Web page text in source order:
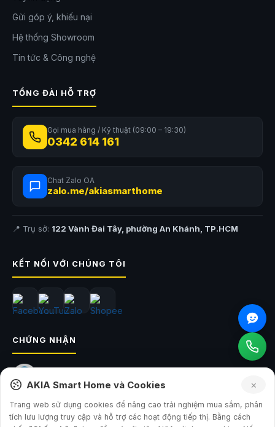
Gửi góp ý, khiếu nại
Hệ thống Showroom
Tin tức & Công nghệ
TỔNG ĐÀI HỖ TRỢ
Gọi mua hàng / Kỹ thuật (09:00 – 19:30)
0342 614 161
Chat Zalo OA
zalo.me/akiasmarthome
📍 Trụ sở: 122 Vành Đai Tây, phường An Khánh, TP.HCM
KẾT NỐI VỚI CHÚNG TÔI
CHỨNG NHẬN
AKIA Smart Home và Cookies ×
Trang web sử dụng cookies để nâng cao trải nghiệm mua sắm, phân
tích lưu lượng truy cập và hỗ trợ các hoạt động tiếp thị. Bằng cách